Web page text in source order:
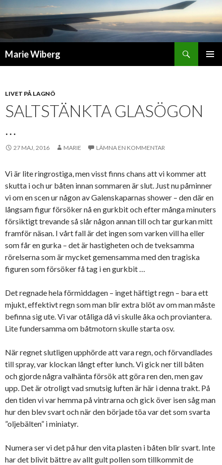
Marie Wiberg
LIVET PÅ LAGNÖ
SALTSTÄNKTA GLASÖGON
…
27 MAJ, 2016 MARIE LÄMNA EN KOMMENTAR
Vi är lite ringrostiga, men visst finns chans att vi kommer att
skutta i och ur båten innan sommaren är slut. Just nu påminner
vi om en scen ur någon av Galenskaparnas shower – den där en
långsam figur försöker nå en gurkbit och efter många minuters
försiktigt trevande så slår någon annan till och tar gurkan mitt
framför näsan. I vårt fall är det ingen som varken vill ha eller
som får en gurka – det är hastigheten och de tveksamma
rörelserna som är mycket gemensamma med den tragiska
figuren som försöker få tag i en gurkbit …
Det regnade hela förmiddagen – inget häftigt regn – bara ett
mjukt, effektivt regn som man blir extra blöt av om man måste
befinna sig ute. Vi var otåliga då vi skulle åka och proviantera.
Lite fundersamma om båtmotorn skulle starta osv.
När regnet slutligen upphörde att vara regn, och förvandlades
till spray, var klockan långt efter lunch. Vi gick ner till båten
och gjorde några valhänta försök att göra ren den, men gav
upp. Det är otroligt vad smutsig luften är här i denna trakt. På
den tiden vi var hemma på vintrarna och gick över isen såg man
hur den blev svart och när den började töa var det som svarta
”oljebälten” i miniatyr.
Numera ser vi det på hur den vita plasten i båten blir svart. Inte
har det blivit bättre av allt gult pollen som tillkommit de